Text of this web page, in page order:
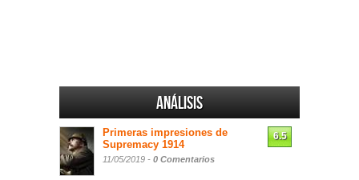
Análisis
Primeras impresiones de
Supremacy 1914
11/05/2019 - 0 Comentarios
6.5